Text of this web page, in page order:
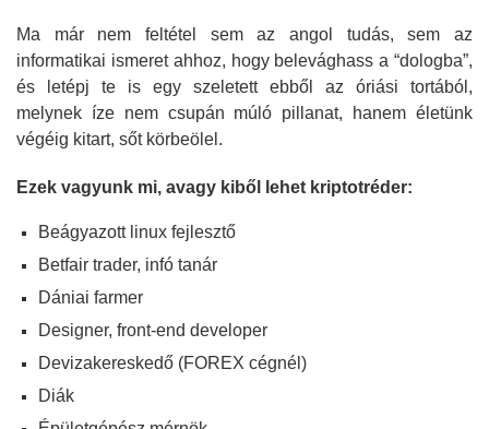
Ma már nem feltétel sem az angol tudás, sem az
informatikai ismeret ahhoz, hogy belevághass a “dologba”,
és letépj te is egy szeletett ebből az óriási tortából,
melynek íze nem csupán múló pillanat, hanem életünk
végéig kitart, sőt körbeölel.
Ezek vagyunk mi, avagy kiből lehet kriptotréder:
Beágyazott linux fejlesztő
Betfair trader, infó tanár
Dániai farmer
Designer, front-end developer
Devizakereskedő (FOREX cégnél)
Diák